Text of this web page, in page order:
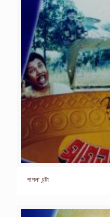
পাগলা ঘন্টা